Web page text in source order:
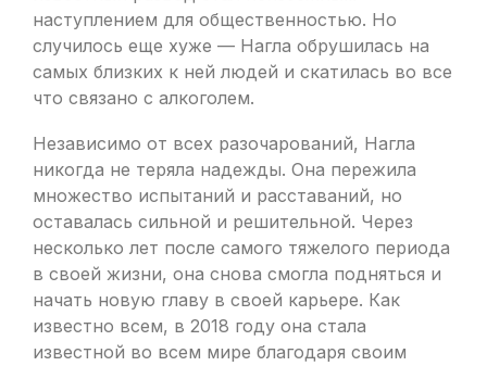
наступлением для общественностью. Но
случилось еще хуже — Нагла обрушилась на
самых близких к ней людей и скатилась во все
что связано с алкоголем.
Независимо от всех разочарований, Нагла
никогда не теряла надежды. Она пережила
множество испытаний и расставаний, но
оставалась сильной и решительной. Через
несколько лет после самого тяжелого периода
в своей жизни, она снова смогла подняться и
начать новую главу в своей карьере. Как
известно всем, в 2018 году она стала
известной во всем мире благодаря своим